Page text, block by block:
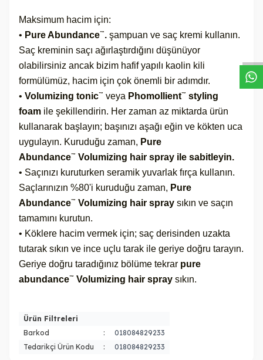
Maksimum hacim için:
• Pure Abundance™ . şampuan ve saç kremi kullanın.
Saç kreminin saçı ağırlaştırdığını düşünüyor
olabilirsiniz ancak bizim hafif yapılı kaolin kili
formülümüz, hacim için çok önemli bir adımdır.
• Volumizing tonic™ veya Phomollient™ styling
foam ile şekillendirin. Her zaman az miktarda ürün
kullanarak başlayın; başınızı aşağı eğin ve kökten uca
uygulayın. Kuruduğu zaman, Pure
Abundance™ Volumizing hair spray ile sabitleyin.
• Saçınızı kuruturken seramik yuvarlak fırça kullanın.
Saçlarınızın %80'i kuruduğu zaman, Pure
Abundance™ Volumizing hair spray sıkın ve saçın
tamamını kurutun.
• Köklere hacim vermek için; saç derisinden uzakta
tutarak sıkın ve ince uçlu tarak ile geriye doğru tarayın.
Geriye doğru taradığınız bölüme tekrar pure
abundance™ Volumizing hair spray sıkın.
Ürün Filtreleri
Barkod
:
018084829233
Tedarikçi Ürün Kodu
: 018084829233